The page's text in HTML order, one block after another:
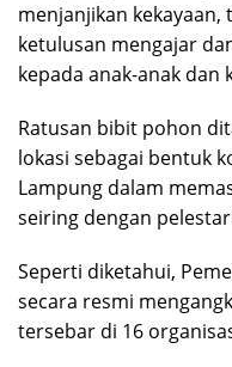
menjanjikan
ketulusan mengajar
kepada anak-anak dan
Ratusan bibit pohon
lokasi sebagai bentuk
Lampung dalam
seiring dengan
Seperti diketahui,
secara resmi
tersebar di 16